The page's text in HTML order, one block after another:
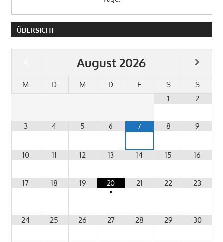
ÜBERSICHT
August 2026
M D M D F S
S
1
2
3 4 5 6 7 8 9
10 11 12 13 14 15 16
17 18 19
20
•
21 22 23
24 25 26 27 28 29 30